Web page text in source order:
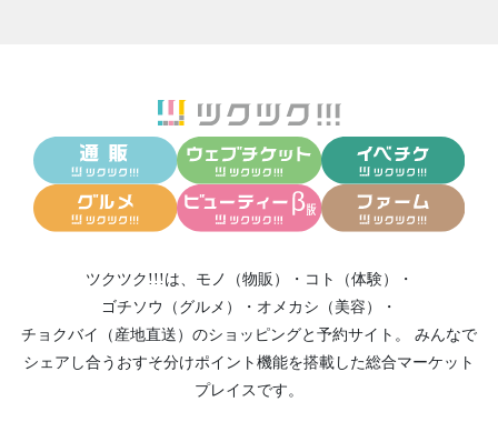
ツクツク!!!は、 モノ（物販） ・ コト（体験）
・
ゴチソウ（グルメ）
・ オメカシ（美容）
・
チョクバイ（産地直送） のショッピングと予約サイト。
みんなで
シェアし合う おすそ分けポイント機能を搭載した総合マーケット
プレイスです。